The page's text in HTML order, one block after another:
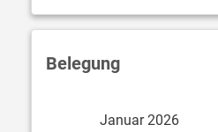
Belegung
Januar 2026